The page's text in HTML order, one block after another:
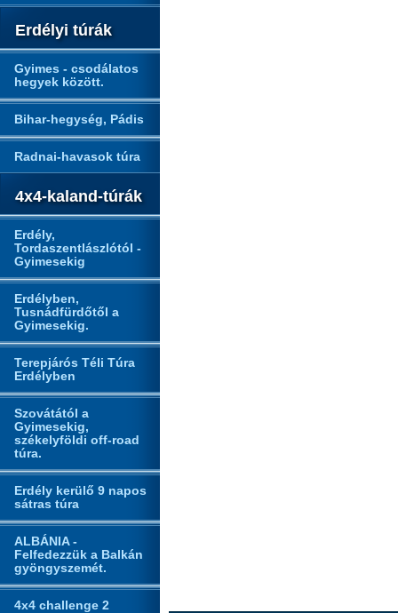
Erdélyi túrák
Gyimes - csodálatos
hegyek között.
Bihar-hegység, Pádis
Radnai-havasok túra
4x4-kaland-túrák
Erdély,
Tordaszentlászlótól -
Gyimesekig
Erdélyben,
Tusnádfürdőtől a
Gyimesekig.
Terepjárós Téli Túra
Erdélyben
Szovátától a
Gyimesekig,
székelyföldi off-road
túra.
Erdély kerülő 9 napos
sátras túra
ALBÁNIA -
Felfedezzük a Balkán
gyöngyszemét.
4x4 challenge 2